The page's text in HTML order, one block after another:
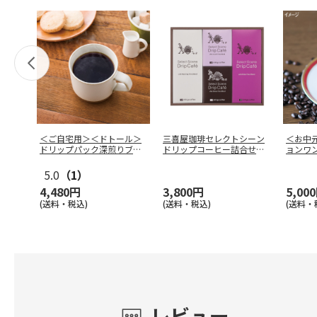
＜ご自宅用＞＜ドトール＞
ドリップパック深煎りブレ
5.0 （1）
4,480円
(送料・税込)
三喜屋珈琲セレクトシーン
ドリップコーヒー詰合せ
3,800円
(送料・税込)
＜お中
ョンワ
(送料・